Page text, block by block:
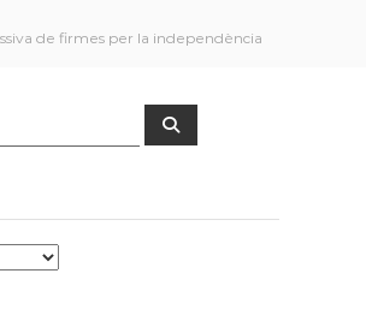
de firmes per la independència